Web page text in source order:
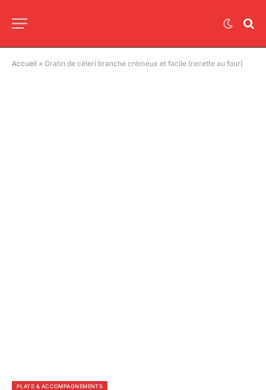
Accueil » Gratin de céleri branche crémeux et facile (recette au four)
PLATS & ACCOMPAGNEMENTS